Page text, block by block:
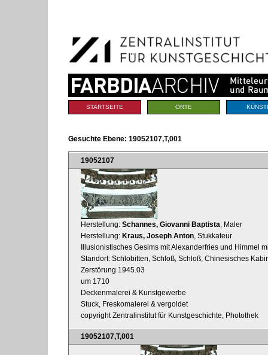
Navigation
Sektionen
STARTSEITE ORTE
Gesuchte Ebene: 19052107,T,001
19052107
Herstellung: Schannes, Giovanni Baptista , Maler
Herstellung: Kraus, Joseph Anton , Stukkateur
Illusionistisches Gesims mit Alexanderfries und Himmel
Standort: Schlobitten, Schloß, Schloß, Chinesisches
Zerstörung 1945.03
um 1710
Deckenmalerei & Kunstgewerbe
Stuck, Freskomalerei & vergoldet
copyright Zentralinstitut für Kunstgeschichte, Photothek
19052107,T,001